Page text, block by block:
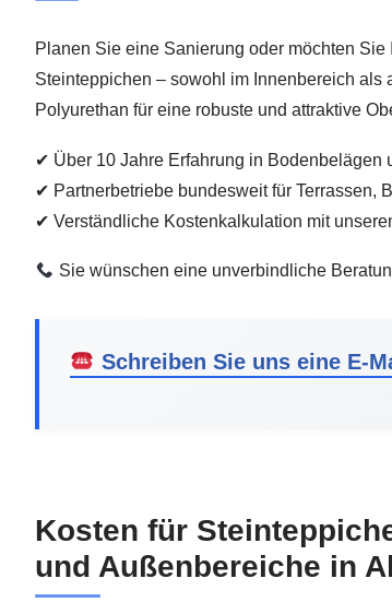
Planen Sie eine Sanierung oder möchten
Steinteppichen – sowohl im Innenbereich
Polyurethan für eine robuste und attraktive
✔ Über 10 Jahre Erfahrung in Bodenbelägen
✔ Partnerbetriebe bundesweit für Terrassen,
✔ Verständliche Kostenkalkulation mit
Sie wünschen eine unverbindliche
Schreiben Sie uns eine E-
Kosten für
und Außenbereiche in